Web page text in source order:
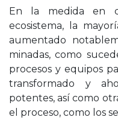
En la medida en
ecosistema, la
aumentado
minadas, como
procesos y equipos
transformado y
potentes, así como
el proceso, como los